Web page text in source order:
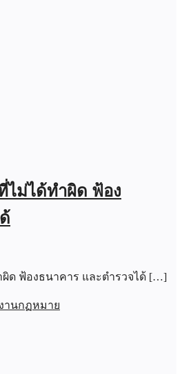
ม่ได้ทำผิด ฟ้อง
ด ฟ้องธนาคาร และตำรวจได้ […]
านกฏหมาย